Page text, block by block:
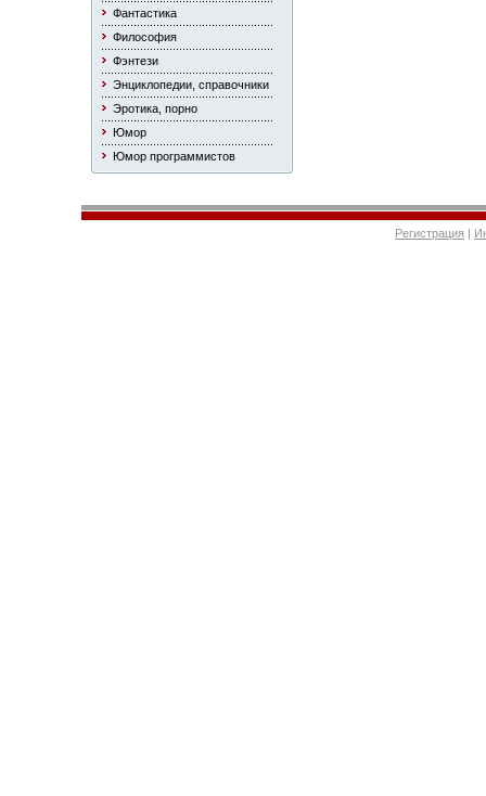
Фантастика
Философия
Фэнтези
Энциклопедии, справочники
Эротика, порно
Юмор
Юмор программистов
Регистрация |